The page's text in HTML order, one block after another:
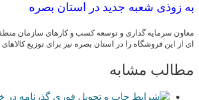
به زوذی شعبه جدید در استان بصره
ای از این فروشگاه را در استان بصره نیز برای توزیع
مطالب مشابه